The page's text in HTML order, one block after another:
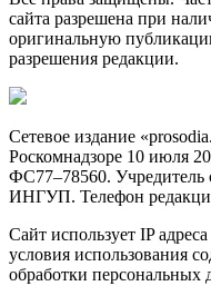
сайта разрешена при
оригинальную
разрешения редакции.
Сетевое издание
Роскомнадзоре 10 июля
ФС77–78560. Учредитель
ИНГУП. Телефон
Сайт использует IP
условия использования
обработки персональных